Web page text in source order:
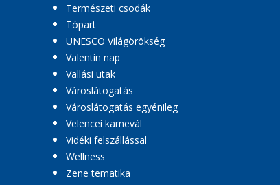
Természeti csodák
Tópart
UNESCO Világörökség
Valentin nap
Vallási utak
Városlátogatás
Városlátogatás egyénileg
Velencei karnevál
Vidéki felszállással
Wellness
Zene tematika